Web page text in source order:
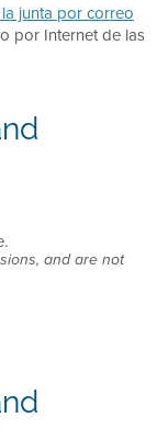
junta por correo
por Internet de las
and are not